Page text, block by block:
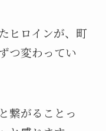
ヒロインが、町
つ変わってい
繋がることっ